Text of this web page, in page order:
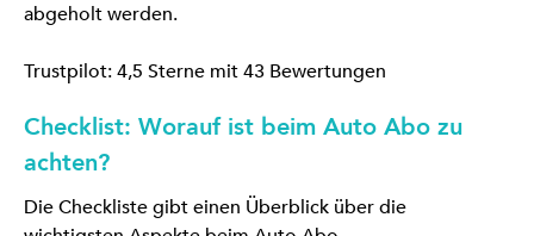
abgeholt werden.
Trustpilot: 4,5 Sterne mit 43 Bewertungen
Checklist: Worauf ist beim Auto Abo zu
achten?
Die Checkliste gibt einen Überblick über die